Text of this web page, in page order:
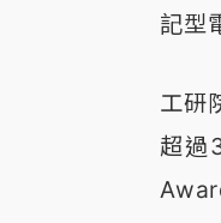
記型
工研
超過